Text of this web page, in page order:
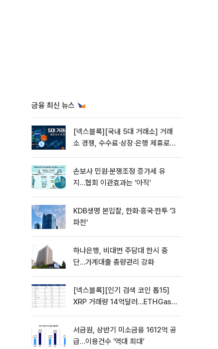
금융 최신 뉴스
[넥스블록][국내 5대 거래소] 거래
소 경쟁, 수수료∙상장∙은행 제휴로
손보사 민원·분쟁조정 증가세 유
지…협회 이관효과는 ‘아직’
KDB생명 본입찰, 한화·흥국·한투 '3
파전'
하나은행, 비대면 주담대 한시 중
단…가계대출 총량관리 강화
[넥스블록][인기 검색 코인 톱15]
XRP 거래량 14억달러…ETHGas
서금원, 상반기 미소금융 1612억 공
급…이용건수 ‘역대 최대’